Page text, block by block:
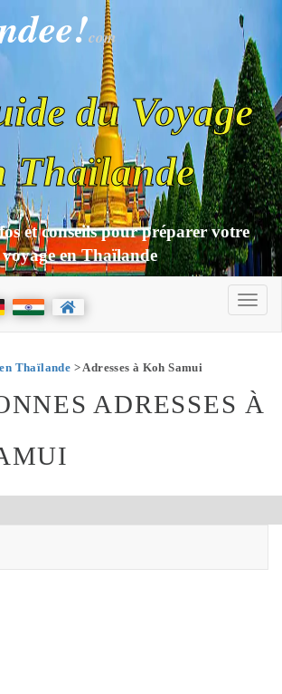
com
du Voyage
Thaïlande
et conseils pour préparer votre
voyage en Thaïlande
Thaïlande > Adresses à Koh Samui
ADRESSES À